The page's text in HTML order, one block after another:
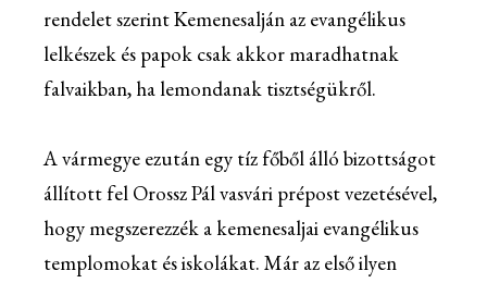
rendelet szerint Kemenesalján az evangélikus
lelkészek és papok csak akkor maradhatnak
falvaikban, ha lemondanak tisztségükről.
A vármegye ezután egy tíz főből álló bizottságot
állított fel Orossz Pál vasvári prépost vezetésével,
hogy megszerezzék a kemenesaljai evangélikus
templomokat és iskolákat. Már az első ilyen